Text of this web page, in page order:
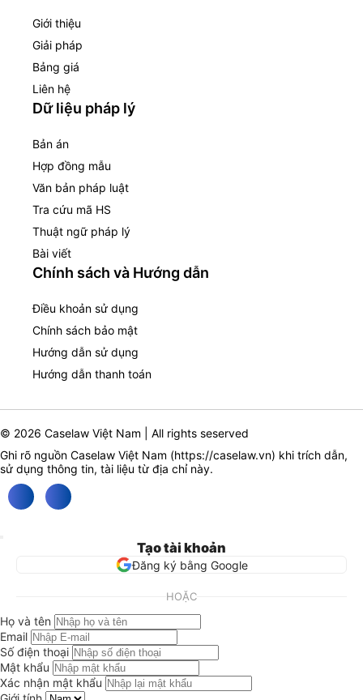
Giới thiệu
Giải pháp
Bảng giá
Liên hệ
Dữ liệu pháp lý
Bản án
Hợp đồng mẫu
Văn bản pháp luật
Tra cứu mã HS
Thuật ngữ pháp lý
Bài viết
Chính sách và Hướng dẫn
Điều khoản sử dụng
Chính sách bảo mật
Hướng dẫn sử dụng
Hướng dẫn thanh toán
© 2026 Caselaw Việt Nam | All rights seserved
Ghi rõ nguồn Caselaw Việt Nam (https://caselaw.vn) khi trích dẫn,
sử dụng thông tin, tài liệu từ địa chỉ này.
Tạo tài khoản
Đăng ký bằng Google
HOẶC
Họ và tên
Email
Số điện thoại
Mật khẩu
Xác nhận mật khẩu